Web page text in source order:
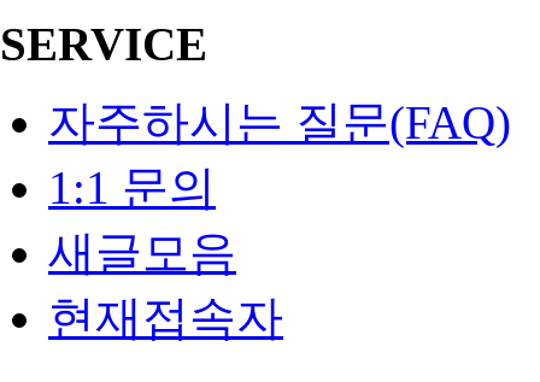
SERVICE
자주하시는 질문(FAQ)
1:1 문의
새글모음
현재접속자